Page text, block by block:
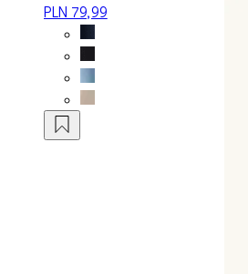
PLN 79,99